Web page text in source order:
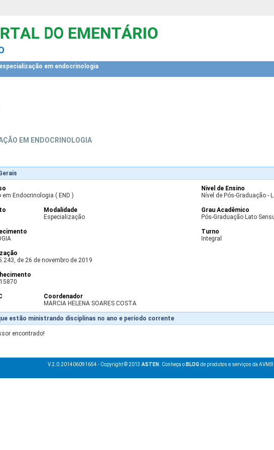
especialização em endocrinologia
EM ENDOCRINOLOGIA
em Endocrinologia ( END )
Nivel de Ensino
Nível de Pós-Graduação -
Modalidade
Especialização
Grau Acadêmico
Pós-Graduação Lato
Turno
Integral
de 26 de novembro de 2019
Coordenador
MARCIA HELENA SOARES COSTA
estão ministrando disciplinas no ano e período corrente
encontrado!
V.2.0.201406091654 - Copyright © 2013 ASTEN . Conheça o BLOGde produtos e serviços da AVMB